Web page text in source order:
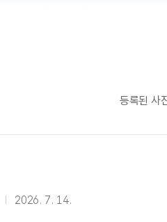
등록된 사
2026. 7. 14.